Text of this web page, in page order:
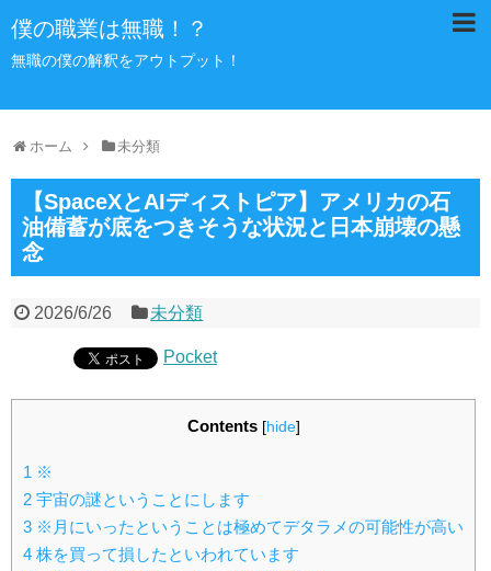
僕の職業は無職！？
無職の僕の解釈をアウトプット！
ホーム 未分類
【SpaceXとAIディストピア】アメリカの石
油備蓄が底をつきそうな状況と日本崩壊の懸
念
2026/6/26 未分類
Pocket
Contents [hide]
1 ※
2 宇宙の謎ということにします
3 ※月にいったということは極めてデタラメの可能性が高い
4 株を買って損したといわれています